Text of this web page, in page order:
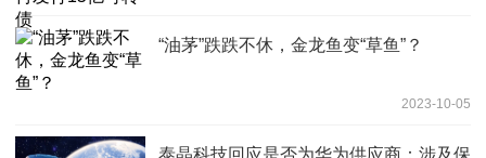
“油茅”跌跌不休，金龙鱼变“草鱼”？
2023-10-05
泰晶科技回应是否为华为供应商：涉及保